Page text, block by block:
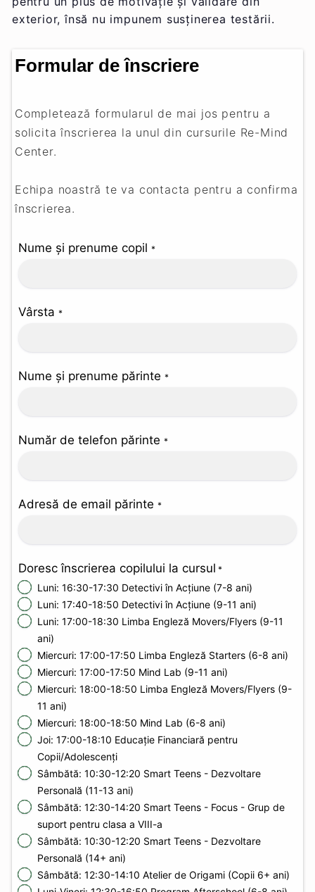
exterior, însă nu impunem susținerea testării.
Formular de înscriere
Completează formularul de mai jos pentru a
solicita înscrierea la unul din cursurile Re-Mind
Center.
Echipa noastră te va contacta pentru a confirma
înscrierea.
Nume și prenume copil *
Vârsta *
Nume și prenume părinte *
Număr de telefon părinte *
Adresă de email părinte *
Doresc înscrierea copilului la cursul *
Luni: 16:30-17:30 Detectivi în Acțiune (7-8 ani)
Luni: 17:40-18:50 Detectivi în Acțiune (9-11 ani)
Luni: 17:00-18:30 Limba Engleză Movers/Flyers (9-11
ani)
Miercuri: 17:00-17:50 Limba Engleză Starters (6-8 ani)
Miercuri: 17:00-17:50 Mind Lab (9-11 ani)
Miercuri: 18:00-18:50 Limba Engleză Movers/Flyers (9-
11 ani)
Miercuri: 18:00-18:50 Mind Lab (6-8 ani)
Joi: 17:00-18:10 Educație Financiară pentru
Copii/Adolescenți
Sâmbătă: 10:30-12:20 Smart Teens - Dezvoltare
Personală (11-13 ani)
Sâmbătă: 12:30-14:20 Smart Teens - Focus - Grup de
suport pentru clasa a VIII-a
Sâmbătă: 10:30-12:20 Smart Teens - Dezvoltare
Personală (14+ ani)
Sâmbătă: 12:30-14:10 Atelier de Origami (Copii 6+ ani)